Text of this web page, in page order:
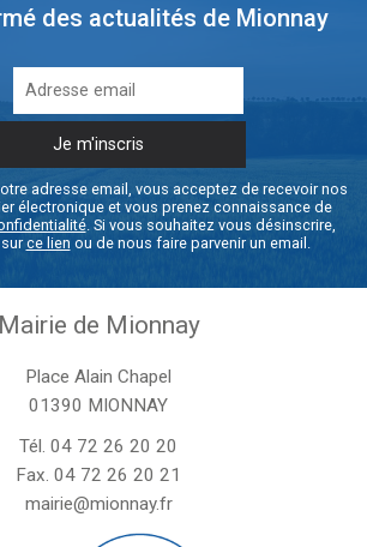
des actualités de Mionnay
adresse email, vous acceptez de recevoir nos
électronique et vous prenez connaissance de
. Si vous souhaitez vous désinscrire,
ce lien ou de nous faire parvenir un email.
Mairie de Mionnay
Place Alain Chapel
01390 MIONNAY
Tél. 04 72 26 20 20
Fax. 04 72 26 20 21
mairie@mionnay.fr